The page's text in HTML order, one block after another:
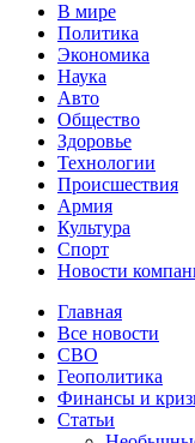
В мире
Политика
Экономика
Наука
Авто
Общество
Здоровье
Технологии
Происшествия
Армия
Культура
Спорт
Новости
Главная
Все новости
СВО
Геополитика
Финансы и
Статьи